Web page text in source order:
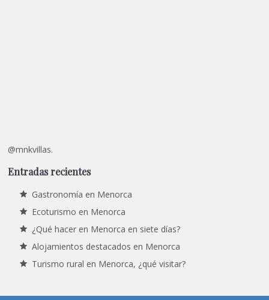
@mnkvillas.
Entradas recientes
Gastronomía en Menorca
Ecoturismo en Menorca
¿Qué hacer en Menorca en siete días?
Alojamientos destacados en Menorca
Turismo rural en Menorca, ¿qué visitar?